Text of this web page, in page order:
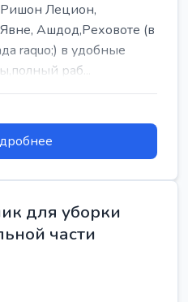
Лецион,
Ашдод,Реховоте (в
raquo;) в удобные
раб...
для уборки
части